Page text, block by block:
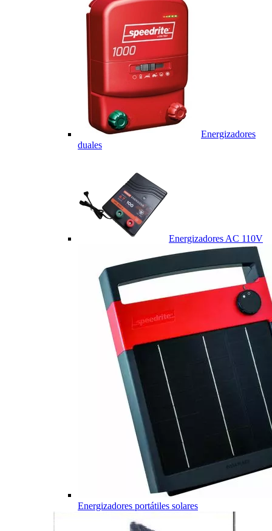
Energizadores
duales
Energizadores AC 110V
Energizadores portátiles solares